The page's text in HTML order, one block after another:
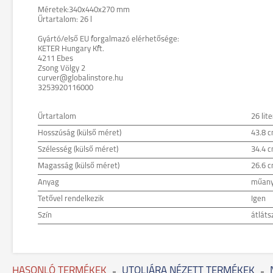
Méretek:340x440x270 mm
Űrtartalom: 26 l
Gyártó/első EU forgalmazó elérhetősége:
KETER Hungary Kft.
4211 Ebes
Zsong Völgy 2
curver@globalinstore.hu
3253920116000
Űrtartalom 26
Hosszúság (külső méret) 43.8
Szélesség (külső méret) 34.4
Magasság (külső méret) 26.6
Anyag
Tetővel rendelkezik Igen
Szín
HASONLÓ TERMÉKEK UTOLJÁRA NÉZETT TERMÉKEK